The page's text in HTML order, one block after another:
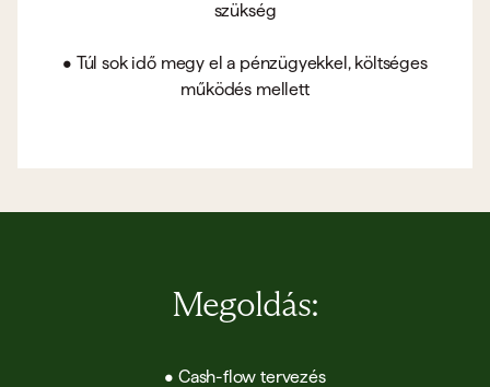
szükség
• Túl sok idő megy el a pénzügyekkel, költséges
működés mellett
Megoldás:
• Cash-flow tervezés